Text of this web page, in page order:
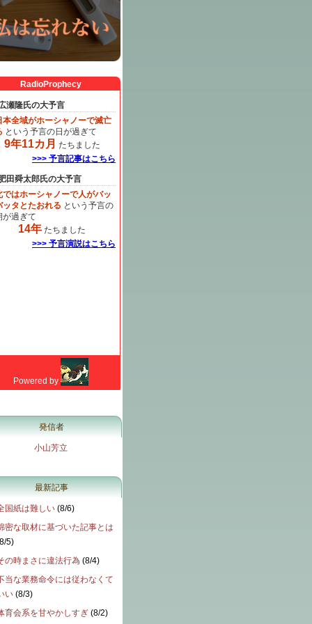
発信者
小山芳立
最新記事
国紙は難しい (8/6)
密な取材に基づいた記事とは
8/5)
の時まさに違法行為 (8/4)
当な業務命令には従わなくて
い (8/3)
育会系を甘やかしすぎ (8/2)